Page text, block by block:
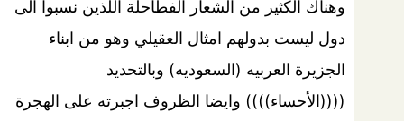
وهناك الكثير من الشعار الفطاحلة اللذين نسبوا الى
دول ليست بدولهم امثال العقيلي وهو من ابناء
الجزيرة العربيه (السعوديه) وبالتحديد
((((الأحساء)))) وايضا الظروف اجبرته على الهجرة